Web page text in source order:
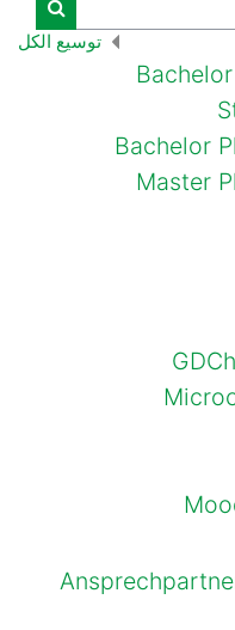
البحث
توسيع الكل
Bachelor
Master